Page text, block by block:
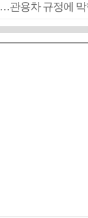
관용차 규정에 막